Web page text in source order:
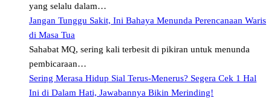
yang selalu dalam…
Jangan Tunggu Sakit, Ini Bahaya Menunda Perencanaan Waris
di Masa Tua
Sahabat MQ, sering kali terbesit di pikiran untuk menunda
pembicaraan…
Sering Merasa Hidup Sial Terus-Menerus? Segera Cek 1 Hal
Ini di Dalam Hati, Jawabannya Bikin Merinding!